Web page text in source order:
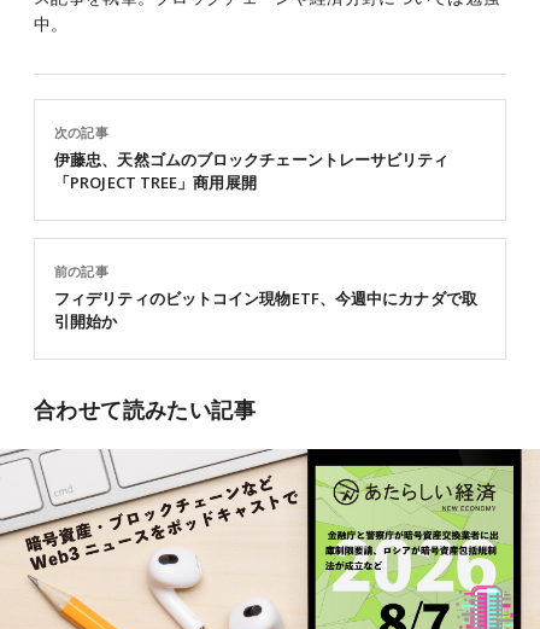
中。
前の記事
フィデリティのビットコイン現物ETF、今週中にカナダで取
引開始か
次の記事
伊藤忠、天然ゴムのブロックチェーントレーサビリティ
「PROJECT TREE」商用展開
合わせて読みたい記事